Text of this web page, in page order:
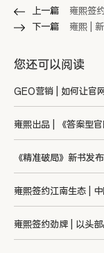
上一篇
雍熙签
下一篇
雍熙 |
您还可以阅读
GEO营销 | 如何让官
雍熙出品 | 《答案型
《精准破局》新书发
雍熙签约江南生态 |
雍熙签约劲牌 | 以头